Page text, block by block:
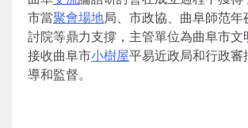
市當聚會場地局、市政協、曲阜師范
討院等鼎力支撐，主管單位為曲阜市文
接收曲阜市小樹屋平易近政局和行政審
導和監督。